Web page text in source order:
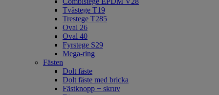
Tvåstege T19
Trestege T285
Oval 26
Oval 40
Fyrstege S29
Mega-ring
Fästen
Dolt fäste
Dolt fäste med bricka
Fästknopp + skruv